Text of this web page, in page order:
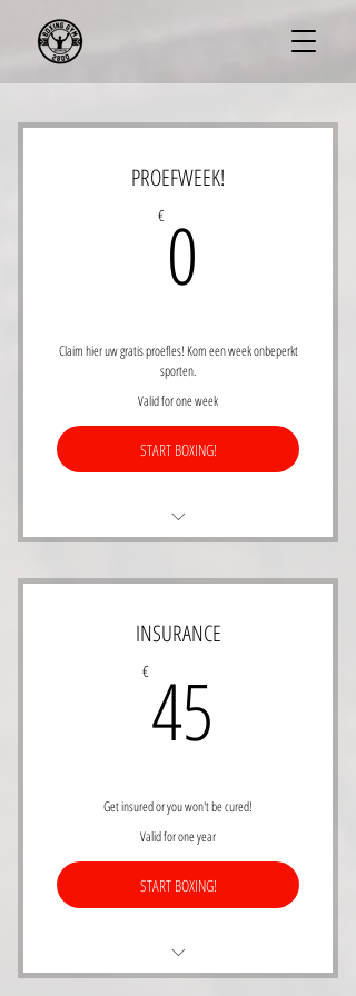
PROEFWEEK!
€ 0
Claim hier uw gratis proefles! Kom een week onbeperkt
sporten.
Valid for one week
START BOXING!
INSURANCE
€45
Get insured or you won't be cured!
Valid for one year
START BOXING!